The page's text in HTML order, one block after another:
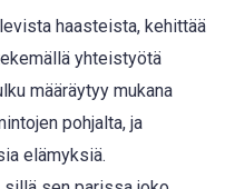
haasteista, kehittää
yhteistyötä
määräytyy mukana
pohjalta, ja
elämyksiä.